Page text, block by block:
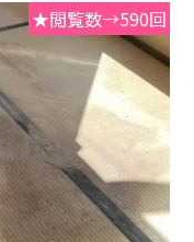
★閲覧数→590回